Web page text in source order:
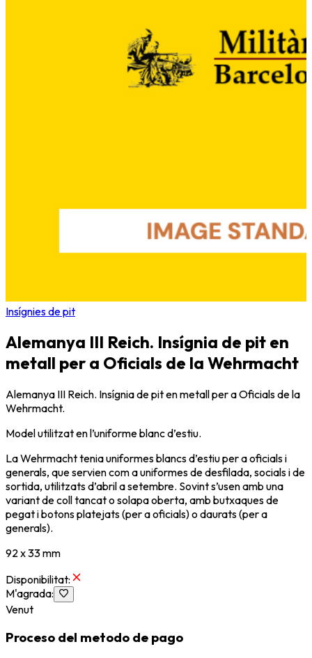
Insígnies de pit
Alemanya III Reich. Insígnia de pit en
metall per a Oficials de la Wehrmacht
Alemanya III Reich. Insígnia de pit en metall per a Oficials de la
Wehrmacht.
Model utilitzat en l’uniforme blanc d’estiu.
La Wehrmacht tenia uniformes blancs d’estiu per a oficials i
generals, que servien com a uniformes de desfilada, socials i de
sortida, utilitzats d’abril a setembre. Sovint s’usen amb una
variant de coll tancat o solapa oberta, amb butxaques de
pegat i botons platejats (per a oficials) o daurats (per a
generals).
92 x 33 mm
Disponibilitat:
M'agrada:
Venut
Proceso del metodo de pago